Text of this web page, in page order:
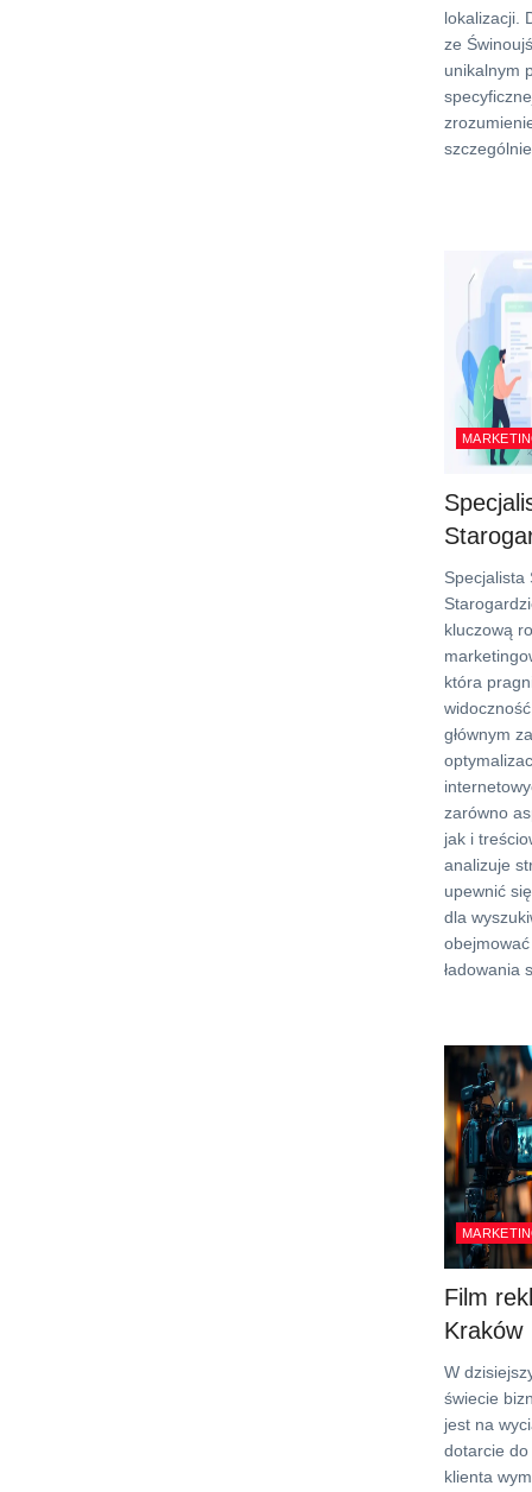
lokalizacji.
ze
unikalnym
Specjalista
kluczową
która
głównym
zarówno
jak i
analizuje
upewnić
dla
ładowania
Film
Kraków
W
świecie
jest na
dotarcie
klienta